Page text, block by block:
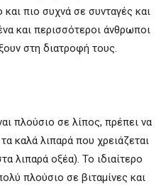
πιο συχνά σε συνταγές και
και περισσότεροι άνθρωποι
στη διατροφή τους.
πλούσιο σε λίπος, πρέπει να
καλά λιπαρά που χρειάζεται
λιπαρά οξέα). Το ιδιαίτερο
πλούσιο σε βιταμίνες και